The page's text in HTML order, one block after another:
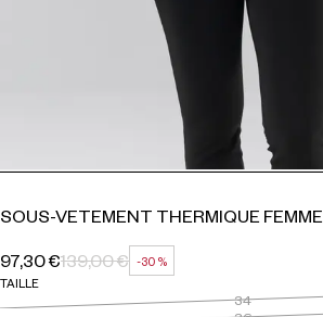
SOUS-VETEMENT THERMIQUE
PRIX HABITUEL
139,00 €
PRIX SOLDÉ
97,30 €
RÉDUCTION
-30 %
TAILLE
34